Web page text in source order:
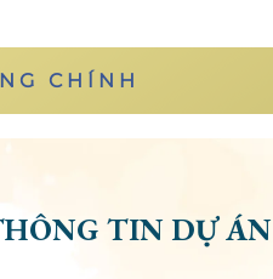
G CHÍNH
TIN DỰ ÁN